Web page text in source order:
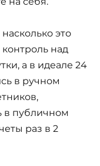
это
над
а в идеале 24
в ручном
в публичном
раз в 2